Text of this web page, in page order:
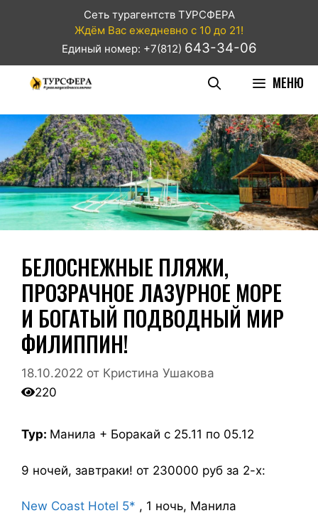
Сеть турагентств ТУРСФЕРА
Ждём Вас ежедневно с 10 до 21!
Единый номер: +7(812) 643-34-06
МЕНЮ
БЕЛОСНЕЖНЫЕ ПЛЯЖИ,
ПРОЗРАЧНОЕ ЛАЗУРНОЕ МОРЕ
И БОГАТЫЙ ПОДВОДНЫЙ МИР
ФИЛИППИН!
18.10.2022 от Кристина Ушакова
220
Тур: Манила + Боракай с 25.11 по 05.12
9 ночей, завтраки! от 230000 руб за 2-х:
New Coast Hotel 5* , 1 ночь, Манила